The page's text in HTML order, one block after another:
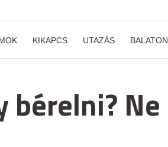
KIKAPCS UTAZÁS BALATON
bérelni? Ne